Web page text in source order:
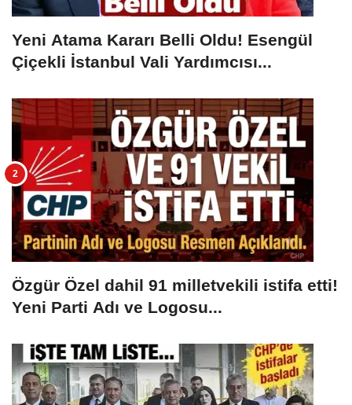
Yeni Atama Kararı Belli Oldu! Esengül
Çiçekli İstanbul Vali Yardımcısı...
Özgür Özel dahil 91 milletvekili istifa etti!
Yeni Parti Adı ve Logosu...